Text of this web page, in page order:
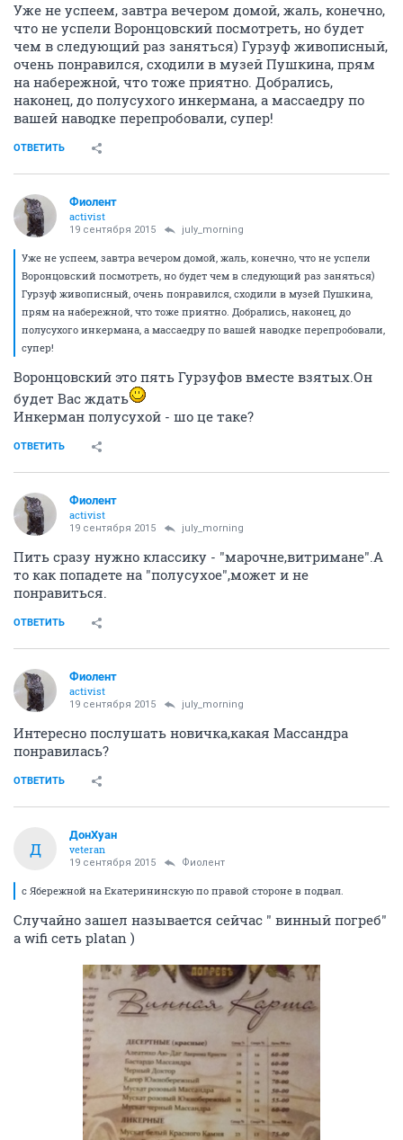
Уже не успеем, завтра вечером домой, жаль, конечно,
что не успели Воронцовский посмотреть, но будет
чем в следующий раз заняться) Гурзуф живописный,
очень понравился, сходили в музей Пушкина, прям
на набережной, что тоже приятно. Добрались,
наконец, до полусухого инкермана, а массаедру по
вашей наводке перепробовали, супер!
ОТВЕТИТЬ
Фиолент
activist
19 сентября 2015 july_morning
Уже не успеем, завтра вечером домой, жаль, конечно, что не успели
Воронцовский посмотреть, но будет чем в следующий раз заняться)
Гурзуф живописный, очень понравился, сходили в музей Пушкина,
прям на набережной, что тоже приятно. Добрались, наконец, до
полусухого инкермана, а массаедру по вашей наводке перепробовали,
супер!
Воронцовский это пять Гурзуфов вместе взятых.Он
будет Вас ждать
Инкерман полусухой - шо це таке?
ОТВЕТИТЬ
Фиолент
activist
19 сентября 2015 july_morning
Пить сразу нужно классику - "марочне,витримане".А
то как попадете на "полусухое",может и не
понравиться.
ОТВЕТИТЬ
Фиолент
activist
19 сентября 2015 july_morning
Интересно послушать новичка,какая Массандра
понравилась?
ОТВЕТИТЬ
Д
ДонХуан
veteran
19 сентября 2015 Фиолент
с Ябережной на Екатерининскую по правой стороне в подвал.
Случайно зашел называется сейчас " винный погреб"
а wifi сеть platan )